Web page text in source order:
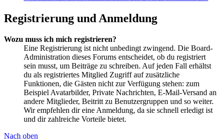
Registrierung und Anmeldung
Wozu muss ich mich registrieren?
Eine Registrierung ist nicht unbedingt zwingend. Die Board-
Administration dieses Forums entscheidet, ob du registriert
sein musst, um Beiträge zu schreiben. Auf jeden Fall erhältst
du als registriertes Mitglied Zugriff auf zusätzliche
Funktionen, die Gästen nicht zur Verfügung stehen: zum
Beispiel Avatarbilder, Private Nachrichten, E-Mail-Versand an
andere Mitglieder, Beitritt zu Benutzergruppen und so weiter.
Wir empfehlen dir eine Anmeldung, da sie schnell erledigt ist
und dir zahlreiche Vorteile bietet.
Nach oben